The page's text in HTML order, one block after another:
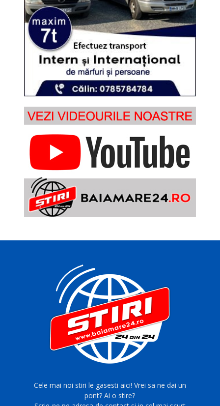
Cele mai noi stiri le gasesti aici! Vrei sa ne dai un
pont? Ai o stire?